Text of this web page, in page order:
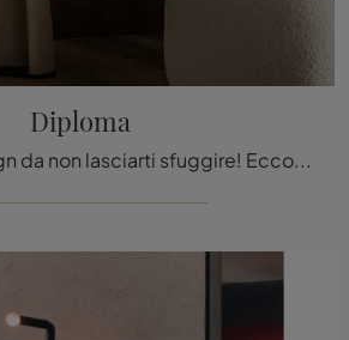
Diploma
Un Lighting Design da non lasciarti sfuggire! Eccoti la lampada da terra Diploma di Cattelan Italia.